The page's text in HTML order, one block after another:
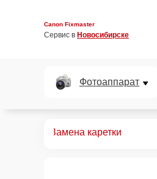
Canon Fixmaster
Сервис в Новосибирске
Фотоаппарат
Замена каретки